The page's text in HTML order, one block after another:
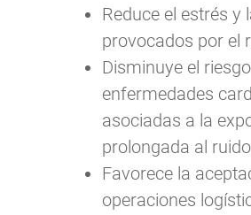
Reduce el estrés y
provocados por el
Disminuye el
enfermedades
asociadas a la
prolongada al
Favorece la
operaciones